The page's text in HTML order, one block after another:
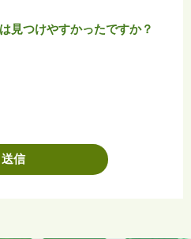
見つけやすかったですか？